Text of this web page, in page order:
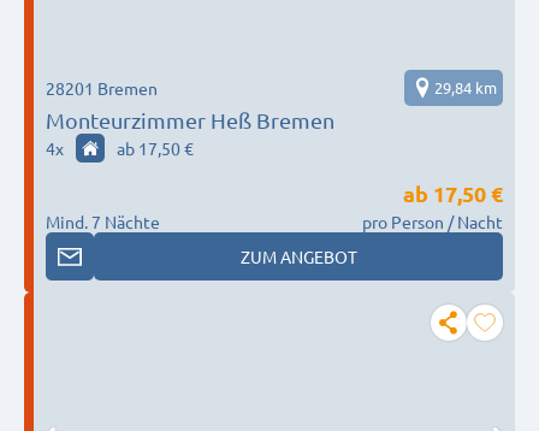
Monteurzimmer Heß Bremen
28201 Bremen 29,84 km
4x ab 17,50 €
Mind. 7 Nächte
ab 17,50 €
pro Person / Nacht
ZUM ANGEBOT